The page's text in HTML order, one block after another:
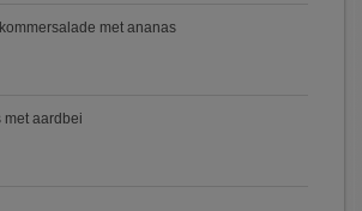
met ananas
met aardbei